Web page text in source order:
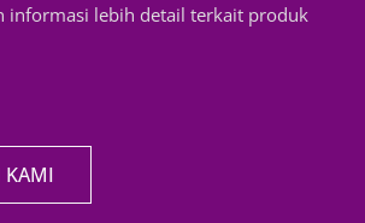
informasi lebih detail terkait produk
KAMI